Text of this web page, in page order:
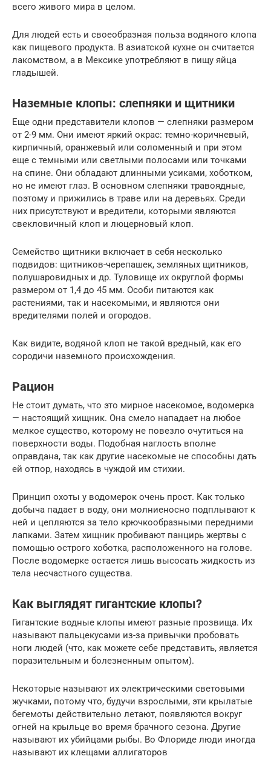
всего живого мира в целом.
Для людей есть и своеобразная польза водяного клопа
как пищевого продукта. В азиатской кухне он считается
лакомством, а в Мексике употребляют в пищу яйца
гладышей.
Наземные клопы: слепняки и щитники
Еще одни представители клопов — слепняки размером
от 2-9 мм. Они имеют яркий окрас: темно-коричневый,
кирпичный, оранжевый или соломенный и при этом
еще с темными или светлыми полосами или точками
на спине. Они обладают длинными усиками, хоботком,
но не имеют глаз. В основном слепняки травоядные,
поэтому и прижились в траве или на деревьях. Среди
них присутствуют и вредители, которыми являются
свекловичный клоп и люцерновый клоп.
Семейство щитники включает в себя несколько
подвидов: щитников-черепашек, земляных щитников,
полушаровидных и др. Туловище их округлой формы
размером от 1,4 до 45 мм. Особи питаются как
растениями, так и насекомыми, и являются они
вредителями полей и огородов.
Как видите, водяной клоп не такой вредный, как его
сородичи наземного происхождения.
Рацион
Не стоит думать, что это мирное насекомое, водомерка
— настоящий хищник. Она смело нападает на любое
мелкое существо, которому не повезло очутиться на
поверхности воды. Подобная наглость вполне
оправдана, так как другие насекомые не способны дать
ей отпор, находясь в чуждой им стихии.
Принцип охоты у водомерок очень прост. Как только
добыча падает в воду, они молниеносно подплывают к
ней и цепляются за тело крючкообразными передними
лапками. Затем хищник пробивают панцирь жертвы с
помощью острого хоботка, расположенного на голове.
После водомерке остается лишь высосать жидкость из
тела несчастного существа.
Как выглядят гигантские клопы?
Гигантские водные клопы имеют разные прозвища. Их
называют пальцекусами из-за привычки пробовать
ноги людей (что, как можете себе представить, является
поразительным и болезненным опытом).
Некоторые называют их электрическими световыми
жучками, потому что, будучи взрослыми, эти крылатые
бегемоты действительно летают, появляются вокруг
огней на крыльце во время брачного сезона. Другие
называют их убийцами рыбы. Во Флориде люди иногда
называют их клещами аллигаторов